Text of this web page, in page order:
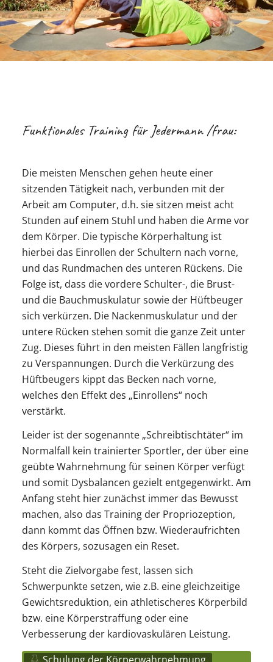
Funktionales Training für Jedermann /frau:
Die meisten Menschen gehen heute einer
sitzenden Tätigkeit nach, verbunden mit der
Arbeit am Computer, d.h. sie sitzen meist acht
Stunden auf einem Stuhl und haben die Arme vor
dem Körper. Die typische Körperhaltung ist
hierbei das Einrollen der Schultern nach vorne,
und das Rundmachen des unteren Rückens. Die
Folge ist, dass die vordere Schulter-, die Brust-
und die Bauchmuskulatur sowie der Hüftbeuger
sich verkürzen. Die Nackenmuskulatur und der
untere Rücken stehen somit die ganze Zeit unter
Zug. Dieses führt in den meisten Fällen langfristig
zu Verspannungen. Durch die Verkürzung des
Hüftbeugers kippt das Becken nach vorne,
welches den Effekt des „Einrollens“ noch
verstärkt.
Leider ist der sogenannte „Schreibtischtäter“ im
Normalfall kein trainierter Sportler, der über eine
geübte Wahrnehmung für seinen Körper verfügt
und somit Dysbalancen gezielt entgegenwirkt. Am
Anfang steht hier zunächst immer das Bewusst
machen, also das Training der Propriozeption,
dann kommt das Öffnen bzw. Wiederaufrichten
des Körpers, sozusagen ein Reset.
Steht die Zielvorgabe fest, lassen sich
Schwerpunkte setzen, wie z.B. eine gleichzeitige
Gewichtsreduktion, ein athletischeres Körperbild
bzw. eine Körperstraffung oder eine
Verbesserung der kardiovaskulären Leistung.